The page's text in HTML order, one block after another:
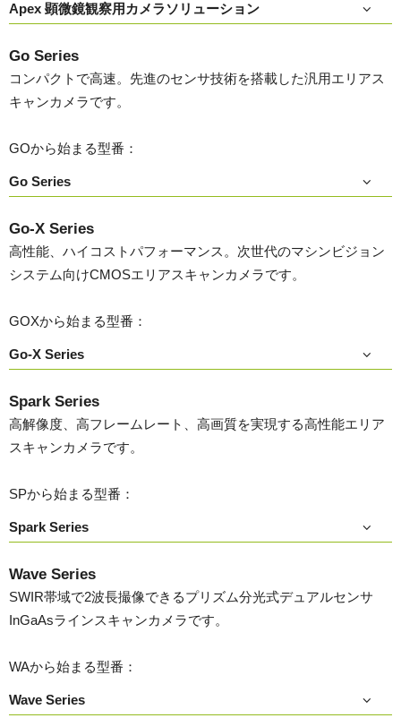
Apex 顕微鏡観察用カメラソリューション
Go Series
コンパクトで高速。先進のセンサ技術を搭載した汎用エリアス
キャンカメラです。
GOから始まる型番：
Go Series
Go-X Series
高性能、ハイコストパフォーマンス。次世代のマシンビジョン
システム向けCMOSエリアスキャンカメラです。
GOXから始まる型番：
Go-X Series
Spark Series
高解像度、高フレームレート、高画質を実現する高性能エリア
スキャンカメラです。
SPから始まる型番：
Spark Series
Wave Series
SWIR帯域で2波長撮像できるプリズム分光式デュアルセンサ
InGaAsラインスキャンカメラです。
WAから始まる型番：
Wave Series